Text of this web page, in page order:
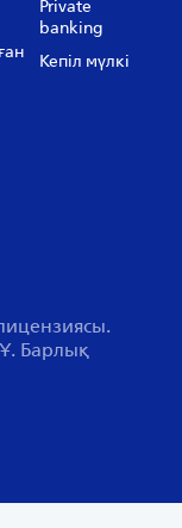
Private
banking
Кепіл мүлкі
Барлық